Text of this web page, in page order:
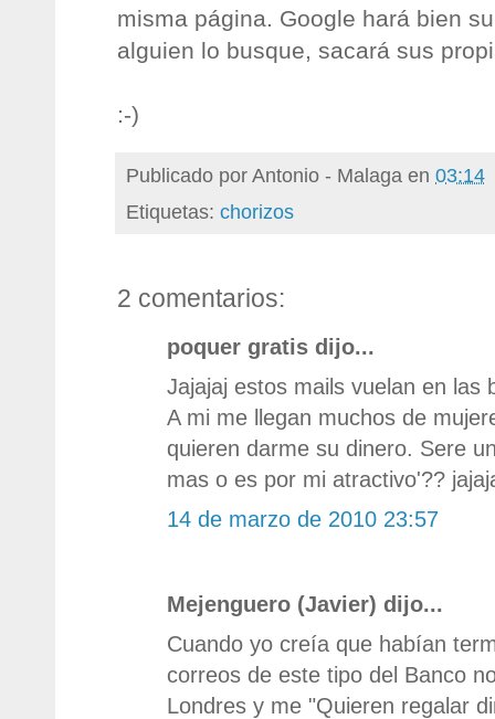
misma página. Google hará bien
alguien lo busque, sacará sus
:-)
Publicado porAntonio - Malaga en 03:14
Etiquetas: chorizos
2 comentarios:
poquer gratis dijo...
Jajajaj estos mails vuelan en las
A mi me llegan muchos de
quieren darme su dinero. Sere
mas o es por mi atractivo'??
14 de marzo de 2010 23:57
Mejenguero (Javier) dijo...
Cuando yo creía que habían
correos de este tipo del Banco
Londres y me "Quieren regalar